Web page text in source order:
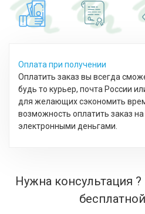
Оплата при получении
Оплатить заказ вы всегда
будь то курьер, почта России
для желающих сэкономить
возможность оплатить заказ на
электронными деньгами.
Нужна консультация